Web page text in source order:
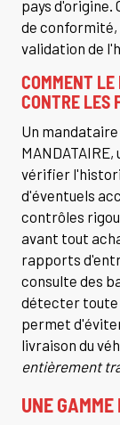
pays
de conformité,
validation de
COMMENT
CONTRE LES
Un
vérifier
d'éventuels
contrôles
avant tout
rapports
consulte des
détecter toute
permet
livraison du
entièrement
UNE GAMME